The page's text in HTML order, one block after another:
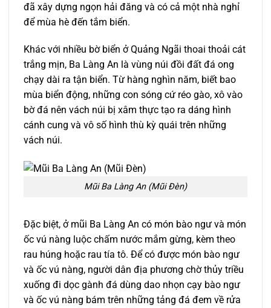
đã xây dựng ngọn hải đăng và có cả một nhà nghỉ
để mùa hè đến tắm biển.
Khác với nhiều bờ biển ở Quảng Ngãi thoai thoải cát
trắng mịn, Ba Làng An là vùng núi đồi đất đá ong
chạy dài ra tận biển. Từ hàng nghìn năm, biết bao
mùa biển động, những con sóng cứ réo gào, xô vào
bờ đá nên vách núi bị xâm thực tạo ra dáng hình
cánh cung và vô số hình thù kỳ quái trên những
vách núi.
Mũi Ba Làng An (Mũi Đèn)
Đặc biệt, ở mũi Ba Làng An có món bào ngư và món
ốc vú nàng luộc chấm nước mắm gừng, kèm theo
rau húng hoặc rau tía tô. Để có được món bào ngư
và ốc vú nàng, người dân địa phương chờ thủy triều
xuống đi dọc gành đá dùng dao nhọn cạy bào ngư
và ốc vú nàng bám trên những tảng đá đem về rửa